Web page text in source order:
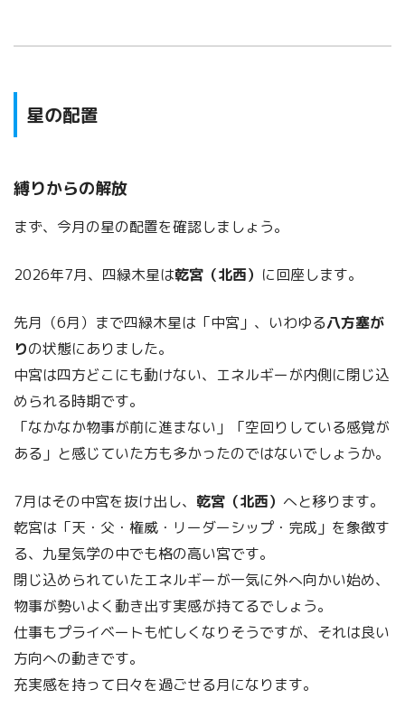
星の配置
縛りからの解放
まず、今月の星の配置を確認しましょう。
2026年7月、四緑木星は乾宮（北西） に回座します。
先月（6月）まで四緑木星は「中宮」、いわゆる八方塞が
りの状態にありました。
中宮は四方どこにも動けない、エネルギーが内側に閉じ込
められる時期です。
「なかなか物事が前に進まない」「空回りしている感覚が
ある」と感じていた方も多かったのではないでしょうか。
7月はその中宮を抜け出し、 乾宮（北西） へと移ります。
乾宮は「天・父・権威・リーダーシップ・完成」を象徴す
る、九星気学の中でも格の高い宮です。
閉じ込められていたエネルギーが一気に外へ向かい始め、
物事が勢いよく動き出す実感が持てるでしょう。
仕事もプライベートも忙しくなりそうですが、それは良い
方向への動きです。
充実感を持って日々を過ごせる月になります。